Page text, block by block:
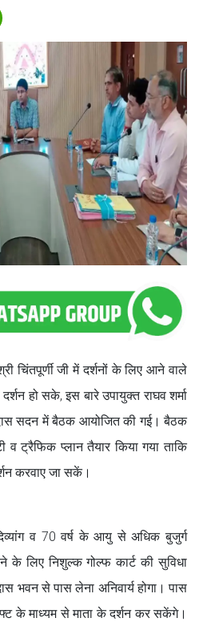
चिंतपूर्णी जी में दर्शनों के लिए आने वाले
हो सके, इस बारे उपायुक्त राघव शर्मा
सदन में बैठक आयोजित की गई। बैठक
व ट्रैफिक प्लान तैयार किया गया ताकि
करवाए जा सकें।
व 70 वर्ष के आयु से अधिक बुजुर्ग
के लिए निशुल्क गोल्फ कार्ट की सुविधा
भवन से पास लेना अनिवार्य होगा। पास
के माध्यम से माता के दर्शन कर सकेंगे।